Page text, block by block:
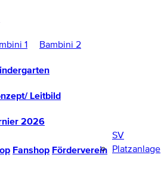
1 Bambini 2
Leitbild
2026
Fanshop Förderverein
SV
Platzanlage